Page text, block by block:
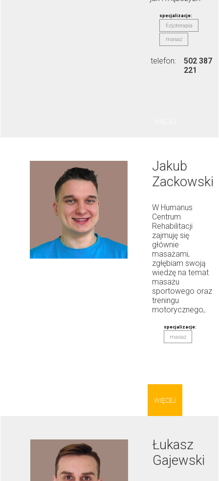
specjalizacje:
fizjoterapia
masaż
telefon:
502 387
221
Jakub
Zackowski
W Humanus
Centrum
Rehabilitacji
zajmuję się
głównie
masażami,
zgłębiam swoją
wiedzę na temat
masażu
sportowego oraz
treningu
motorycznego,.
specjalizacje:
masaż
WIĘCEJ
Łukasz
Gajewski